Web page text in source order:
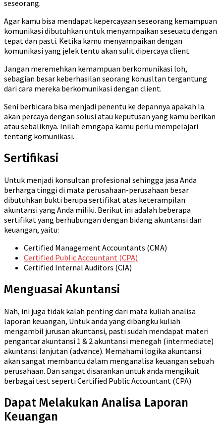
seseorang.
Agar kamu bisa mendapat kepercayaan seseorang kemampuan
komunikasi dibutuhkan untuk menyampaikan seseuatu dengan
tepat dan pasti. Ketika kamu menyampaikan dengan
komunikasi yang jelek tentu akan sulit dipercaya client.
Jangan meremehkan kemampuan berkomunikasi loh,
sebagian besar keberhasilan seorang konusltan tergantung
dari cara mereka berkomunikasi dengan client.
Seni berbicara bisa menjadi penentu ke depannya apakah Ia
akan percaya dengan solusi atau keputusan yang kamu berikan
atau sebaliknya. Inilah emngapa kamu perlu mempelajari
tentang komunikasi.
Sertifikasi
Untuk menjadi konsultan profesional sehingga jasa Anda
berharga tinggi di mata perusahaan-perusahaan besar
dibutuhkan bukti berupa sertifikat atas keterampilan
akuntansi yang Anda miliki. Berikut ini adalah beberapa
sertifikat yang berhubungan dengan bidang akuntansi dan
keuangan, yaitu:
Certified Management Accountants (CMA)
Certified Public Accountant (CPA)
Certified Internal Auditors (CIA)
Menguasai Akuntansi
Nah, ini juga tidak kalah penting dari mata kuliah analisa
laporan keuangan, Untuk anda yang dibangku kuliah
mengambil jurusan akuntansi, pasti sudah mendapat materi
pengantar akuntansi 1 & 2 akuntansi menegah (intermediate)
akuntansi lanjutan (advance). Memahami logika akuntansi
akan sangat membantu dalam menganalisa keuangan sebuah
perusahaan. Dan sangat disarankan untuk anda mengikuit
berbagai test seperti Certified Public Accountant (CPA)
Dapat Melakukan Analisa Laporan
Keuangan